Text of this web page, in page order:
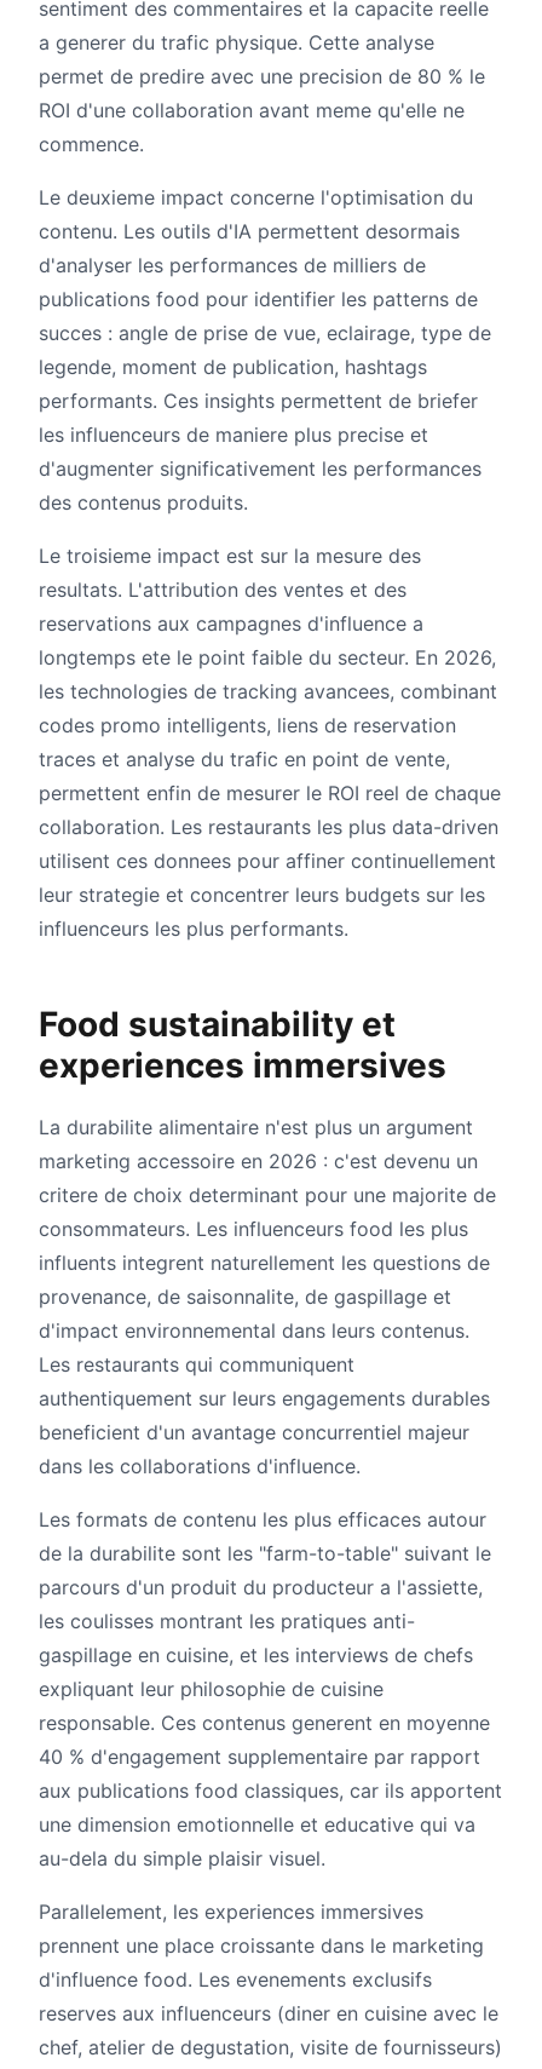
sentiment des commentaires et la capacite reelle
a generer du trafic physique. Cette analyse
permet de predire avec une precision de 80 % le
ROI d'une collaboration avant meme qu'elle ne
commence.
Le deuxieme impact concerne l'optimisation du
contenu. Les outils d'IA permettent desormais
d'analyser les performances de milliers de
publications food pour identifier les patterns de
succes : angle de prise de vue, eclairage, type de
legende, moment de publication, hashtags
performants. Ces insights permettent de briefer
les influenceurs de maniere plus precise et
d'augmenter significativement les performances
des contenus produits.
Le troisieme impact est sur la mesure des
resultats. L'attribution des ventes et des
reservations aux campagnes d'influence a
longtemps ete le point faible du secteur. En 2026,
les technologies de tracking avancees, combinant
codes promo intelligents, liens de reservation
traces et analyse du trafic en point de vente,
permettent enfin de mesurer le ROI reel de chaque
collaboration. Les restaurants les plus data-driven
utilisent ces donnees pour affiner continuellement
leur strategie et concentrer leurs budgets sur les
influenceurs les plus performants.
Food sustainability et
experiences immersives
La durabilite alimentaire n'est plus un argument
marketing accessoire en 2026 : c'est devenu un
critere de choix determinant pour une majorite de
consommateurs. Les influenceurs food les plus
influents integrent naturellement les questions de
provenance, de saisonnalite, de gaspillage et
d'impact environnemental dans leurs contenus.
Les restaurants qui communiquent
authentiquement sur leurs engagements durables
beneficient d'un avantage concurrentiel majeur
dans les collaborations d'influence.
Les formats de contenu les plus efficaces autour
de la durabilite sont les "farm-to-table" suivant le
parcours d'un produit du producteur a l'assiette,
les coulisses montrant les pratiques anti-
gaspillage en cuisine, et les interviews de chefs
expliquant leur philosophie de cuisine
responsable. Ces contenus generent en moyenne
40 % d'engagement supplementaire par rapport
aux publications food classiques, car ils apportent
une dimension emotionnelle et educative qui va
au-dela du simple plaisir visuel.
Parallelement, les experiences immersives
prennent une place croissante dans le marketing
d'influence food. Les evenements exclusifs
reserves aux influenceurs (diner en cuisine avec le
chef, atelier de degustation, visite de fournisseurs)